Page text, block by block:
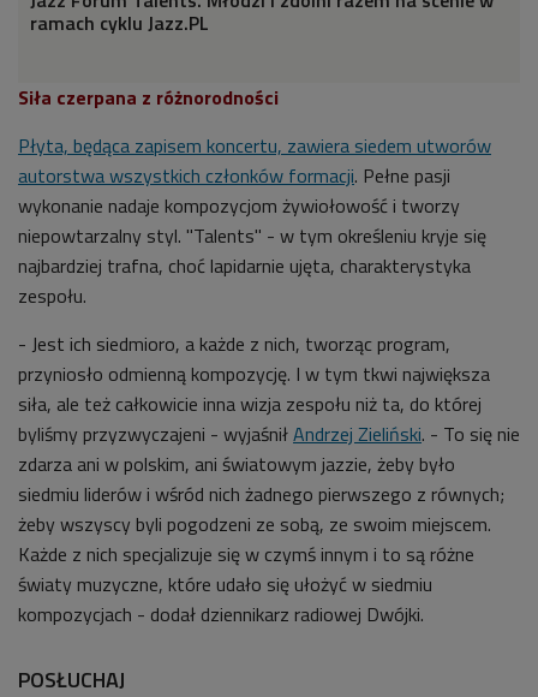
ramach cyklu Jazz.PL
Siła czerpana z różnorodności
Płyta, będąca zapisem koncertu, zawiera siedem utworów
autorstwa wszystkich członków formacji. Pełne pasji
wykonanie nadaje kompozycjom żywiołowość i tworzy
niepowtarzalny styl. "Talents" - w tym określeniu kryje się
najbardziej trafna, choć lapidarnie ujęta, charakterystyka
zespołu.
- Jest ich siedmioro, a każde z nich, tworząc program,
przyniosło odmienną kompozycję. I w tym tkwi największa
siła, ale też całkowicie inna wizja zespołu niż ta, do której
byliśmy przyzwyczajeni - wyjaśniłAndrzej Zieliński. - To się nie
zdarza ani w polskim, ani światowym jazzie, żeby było
siedmiu liderów i wśród nich żadnego pierwszego z równych;
żeby wszyscy byli pogodzeni ze sobą, ze swoim miejscem.
Każde z nich specjalizuje się w czymś innym i to są różne
światy muzyczne, które udało się ułożyć w siedmiu
kompozycjach - dodał dziennikarz radiowej Dwójki.
POSŁUCHAJ